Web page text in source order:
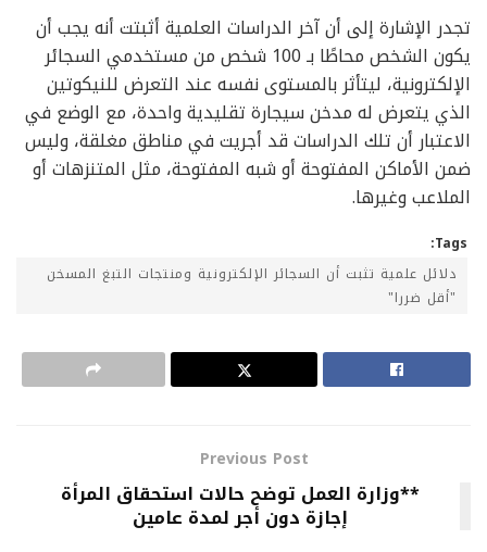
تجدر الإشارة إلى أن آخر الدراسات العلمية أثبتت أنه يجب أن
يكون الشخص محاطًا بـ 100 شخص من مستخدمي السجائر
الإلكترونية، ليتأثر بالمستوى نفسه عند التعرض للنيكوتين
الذي يتعرض له مدخن سيجارة تقليدية واحدة، مع الوضع في
الاعتبار أن تلك الدراسات قد أجريت في مناطق مغلقة، وليس
ضمن الأماكن المفتوحة أو شبه المفتوحة، مثل المتنزهات أو
الملاعب وغيرها.
Tags:
دلائل علمية تثبت أن السجائر الإلكترونية ومنتجات التبغ المسخن
"أقل ضررا"
Previous Post
**وزارة العمل توضح حالات استحقاق المرأة
إجازة دون أجر لمدة عامين